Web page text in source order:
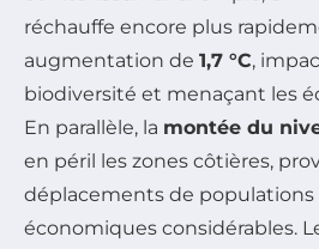
réchauffe encore plus
augmentation de 1,7 °C,
biodiversité et menaçant les
En parallèle, la montée du
en péril les zones côtières,
déplacements de populations
économiques considérables.